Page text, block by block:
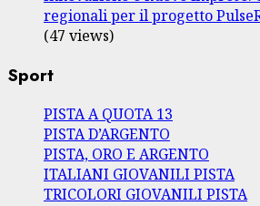
regionali per il progetto
(47 views)
Sport
PISTA A QUOTA 13
PISTA D’ARGENTO
PISTA, ORO E ARGENTO
ITALIANI GIOVANILI PISTA
TRICOLORI GIOVANILI PISTA